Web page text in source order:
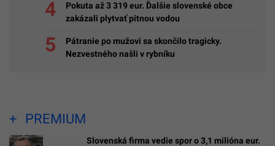
Pokuta až 3 319 eur. Ďalšie slovenské obce
zakázali plytvať pitnou vodou
Pátranie po mužovi sa skončilo tragicky.
Nezvestného našli v rybníku
PREMIUM
Slovenská firma vedie spor o 3,1 milióna eur.